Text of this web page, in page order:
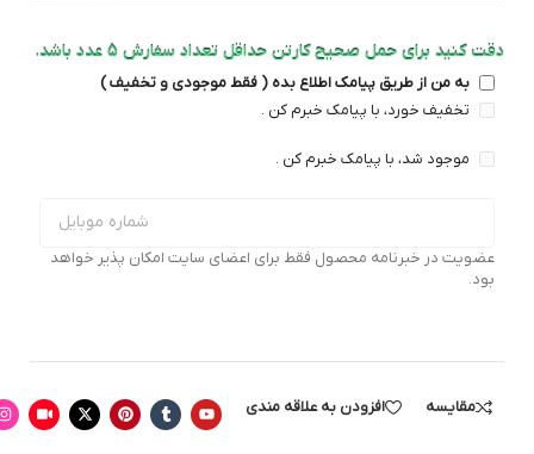
دقت کنید برای حمل صحیح کارتن حداقل تعداد سفارش 5 عدد باشد.
به من از طریق پیامک اطلاع بده ( فقط موجودی و تخفیف )
تخفیف خورد، با پیامک خبرم کن .
موجود شد، با پیامک خبرم کن .
عضویت در خبرنامه محصول فقط برای اعضای سایت امکان پذیر خواهد
بود.
مقایسه افزودن به علاقه مندی